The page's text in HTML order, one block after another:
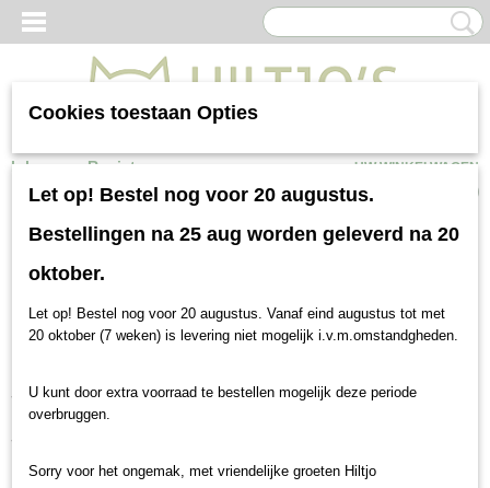
Inloggen Registreren UW WINKELWAGEN
Geen producten (0)
Geperste, geëxtrudeerde of
geëxpandeerde hondenbrokken
van 38 tot 70 graden. Doordat gebruik wordt gemaakt van zo’n
lage temperatuur kan er geen gebruik worden gemaakt van vers
vlees, maar kan alleen vleesmeel gebruikt worden. Dit vleesmeel is
dus al voorbewerkt. Doordat deze brokken geperst worden neemt
Cookies toestaan Opties
Let op! Bestel nog voor 20 augustus.
Bestellingen na 25 aug worden geleverd na 20
oktober.
Let op! Bestel nog voor 20 augustus. Vanaf eind augustus tot met
20 oktober (7 weken) is levering niet mogelijk i.v.m.omstandgheden.
U kunt door extra voorraad te bestellen mogelijk deze periode
overbruggen.
Sorry voor het ongemak, met vriendelijke groeten Hiltjo